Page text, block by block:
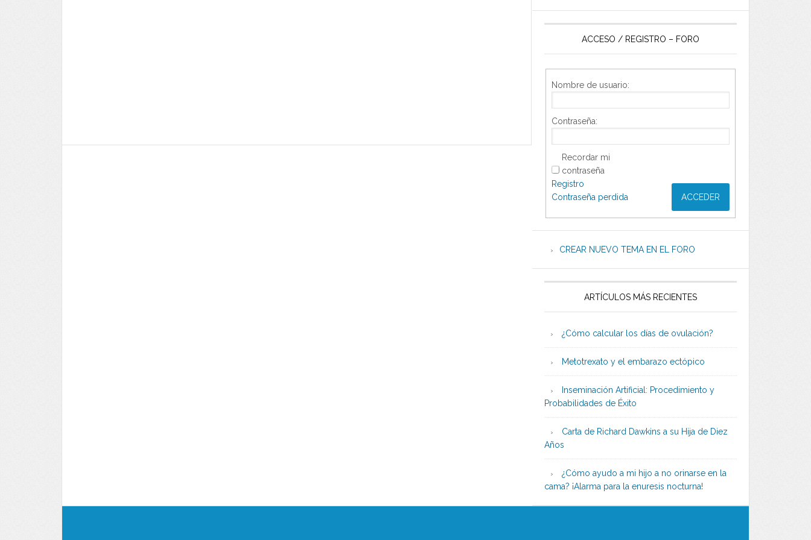
ACCESO / REGISTRO – FORO
Nombre de usuario:
Contraseña:
Recordar mi
contraseña
ACCEDER
Registro
Contraseña perdida
CREAR NUEVO TEMA EN EL FORO
ARTÍCULOS MÁS RECIENTES
¿Cómo calcular los días de ovulación?
Metotrexato y el embarazo ectópico
Inseminación Artificial: Procedimiento y
Probabilidades de Éxito
Carta de Richard Dawkins a su Hija de Diez
Años
¿Cómo ayudo a mi hijo a no orinarse en la
cama? ¡Alarma para la enuresis nocturna!